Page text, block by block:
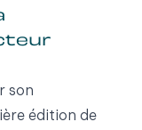
son
édition de